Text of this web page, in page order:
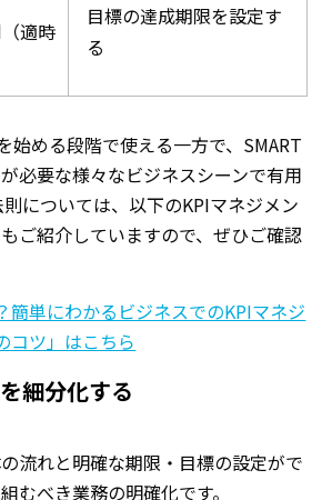
適時
目標の達成期限を設定す
る
始める段階で使える一方で、SMART
必要な様々なビジネスシーンで有用
則については、以下のKPIマネジメン
ご紹介していますので、ぜひご確認
簡単にわかるビジネスでのKPIマネジ
コツ」はこちら
細分化する
流れと明確な期限・目標の設定がで
むべき業務の明確化です。